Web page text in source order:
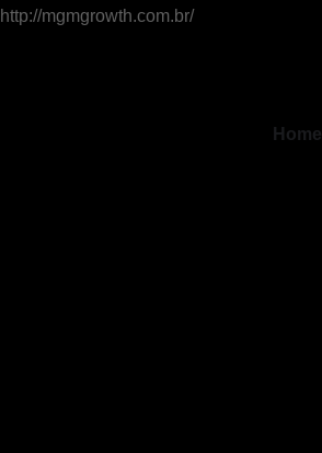
http://mgmgrowth.com.br/
Home